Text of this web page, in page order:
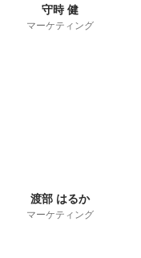
守時 健
マーケティング
渡部 はるか
マーケティング